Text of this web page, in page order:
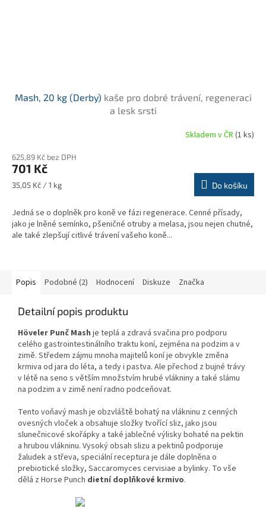
Mash, 20 kg (Derby) kaše pro dobré trávení, regeneraci
a lesk srsti
Skladem v ČR (1 ks)
625,89 Kč bez DPH
701 Kč
Měrná
35,05 Kč / 1 kg Do košíku
Jedná se o doplněk pro koně ve fázi regenerace. Cenné přísady,
jako je lněné semínko, pšeničné otruby a melasa, jsou nejen chutné,
ale také zlepšují citlivé trávení vašeho koně...
Popis Podobné (2) Hodnocení Diskuze Značka
Detailní popis produktu
Höveler Punč Mash je teplá a zdravá svačina pro podporu
celého gastrointestinálního traktu koní, zejména na podzim a v
zimě. Středem zájmu mnoha majitelů koní je obvykle změna
krmiva od jara do léta, a tedy i pastva. Ale přechod z bujné trávy
v létě na seno s větším množstvím hrubé vlákniny a také slámu
na podzim a v zimě není radno podceňovat.
Tento voňavý mash je obzvláště bohatý na vlákninu z cenných
ovesných vloček a obsahuje složky tvořící sliz, jako jsou
slunečnicové skořápky a také jablečné výlisky bohaté na pektin
a hrubou vlákninu. Vysoký obsah slizu a pektinů podporuje
žaludek a střeva, speciální receptura je dále doplněna o
prebiotické složky, Saccaromyces cervisiae a bylinky. To vše
dělá z Horse Punch dietní doplňkové krmivo.